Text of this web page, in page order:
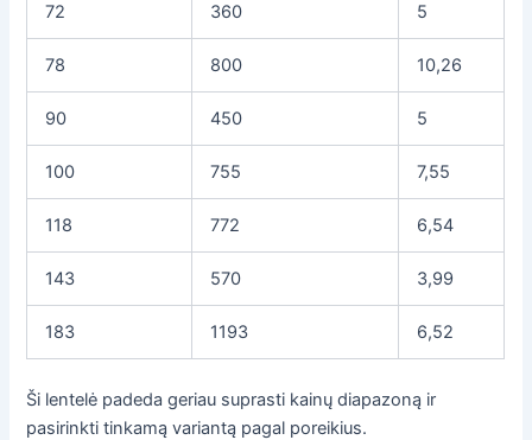
72 360 5
78 800 10,26
90 450 5
100 755 7,55
118 772 6,54
143 570 3,99
183 1193 6,52
Ši lentelė padeda geriau suprasti kainų diapazoną ir
pasirinkti tinkamą variantą pagal poreikius.